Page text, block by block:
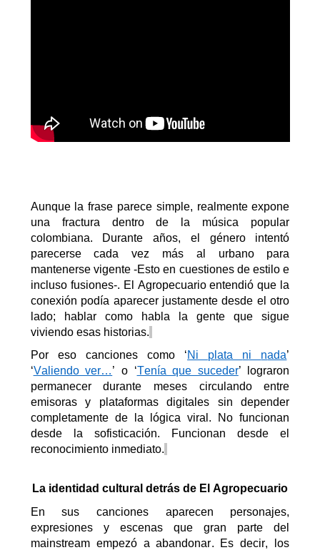
Aunque la frase parece simple, realmenteexpone
una fractura dentro de la música popular
colombiana. Durante años, el género intentó
parecerse cada vez más al urbano para
mantenerse vigente-Esto en cuestiones de estilo e
incluso fusiones-. El Agropecuario entendió que la
conexión podía aparecer justamente desde el otro
lado; hablar como habla la gente que sigue
viviendo esas historias.
Por eso canciones como ‘Ni p lata ni nada’
‘Valiendo ver…’ o ‘Tenía que suceder’
lograron
permanecer durante meses circulando entre
emisorasy plataformas digitales sin depender
completamente de la lógica viral. No funcionan
desde la sofisticación. Funcionan desde el
reconocimiento inmediato.
La identidad cultural detrás de El Agropecuario
En sus canciones aparecen personajes,
expresiones y escenas que gran parte del
mainstream empezó a abandonar. Es decir, los